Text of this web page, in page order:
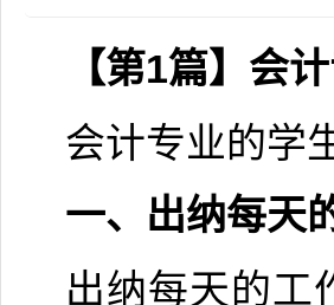
【第1篇】会
会计专业的学
一、出纳每天
出纳每天的工